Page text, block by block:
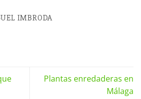
IMBRODA
Plantas enredaderas en
Málaga